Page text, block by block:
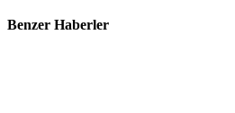
Benzer Haberler